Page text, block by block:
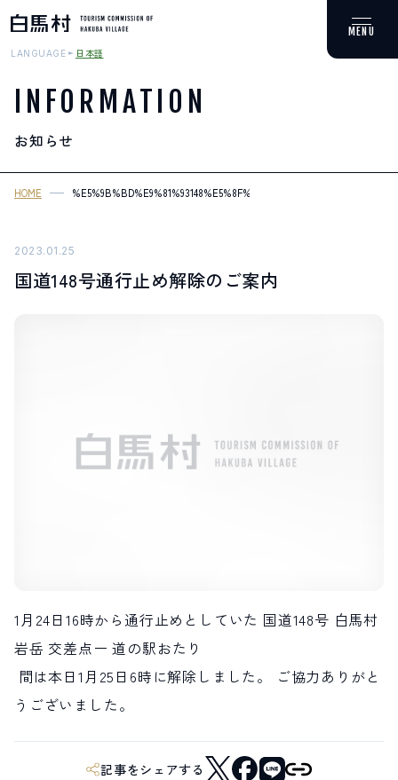
MOUNTAIN & TREKKING
登山・トレッキング
スキー場
LIVE CAMERA
ライブカメラ
RECOMMENDATION
おすすめ情報
SEASONS
白馬村の季節
SHIONOMICHI
FURUSATO TAX
ふるさと納税
会社概要
採用情報
プライバシーポリシー
利用規約
LANGUAGE 日本語
INFORMATION
お知らせ
HOME
2023.01.25
国道148号通行止め解除のご案内
1月24日16時から通行止めとしていた 国道148号 白馬村
岩岳 交差点ー道の駅おたり
間は本日1月25日6時に解除しました。 ご協力ありがと
うございました。
記事をシェアする